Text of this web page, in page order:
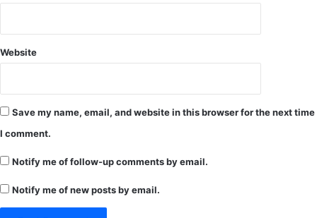
बे
में
ट्री
र्ट
ल्म
का
त्री
ल
शि
मं
ने
दी
Website
Save my name, email, and website in this browser for the next time
I comment.
Notify me of follow-up comments by email.
Notify me of new posts by email.